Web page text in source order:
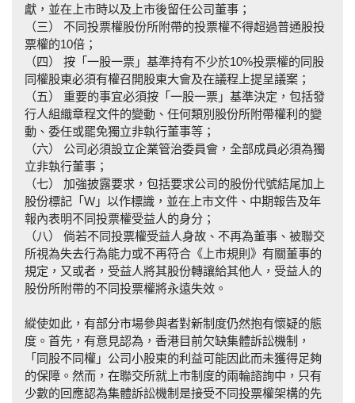
獻，並在上市時以及上市後留任公司董事；
（三） 不同投票權股份所附帶的投票權不得超過普通股投
票權的10倍；
（四） 按「一股一票」基準持有不少於10%投票權的同股
同權股東必須有權召開股東大會及在議程上提呈議案；
（五） 重要的事宜必須按「一股一票」基準決定，包括發
行人組織章程文件的變動、任何類別股份所附帶權利的變
動、委任或罷免獨立非執行董事等；
（六） 公司必須設立企業管治委員會，全部成員必須為獨
立非執行董事；
（七） 加強披露要求，包括要求公司的股份代號結尾加上
股份標記「W」以作標識，並在上市文件、中期報告及年
報內表明不同投票權受益人的身分；
（八） 倘若不同投票權受益人身故、不再為董事、被聯交
所視為失去行為能力或不再符合《上市規則》有關董事的
規定，又或者，受益人將其股份轉讓給其他人，受益人的
股份所附帶的不同投票權將永遠失效。
縱使如此，有部分市場參與者對新制度仍然抱有懷疑的態
度。首先，有意見認為，香港目前欠缺集體訴訟機制，
「同股不同權」公司小股東的利益可能因此而未獲得足夠
的保障。然而，在聯交所就上市制度的兩輪諮詢中，只有
少數的回應認為集體訴訟機制是接受不同投票權架構的先